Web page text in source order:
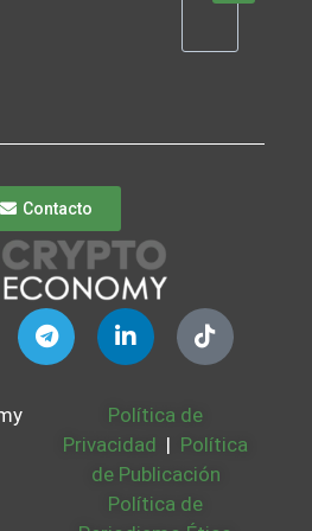
Contacto
Política de
Privacidad | Política
de Publicación
Política de